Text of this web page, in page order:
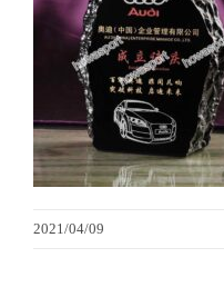
2021/04/09